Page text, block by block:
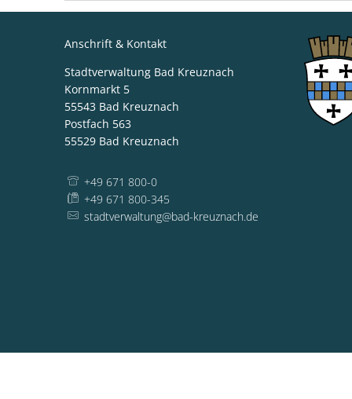
Anschrift & Kontakt
Stadtverwaltung Bad Kreuznach
Kornmarkt 5
55543 Bad Kreuznach
Postfach 563
55529 Bad Kreuznach
+49 671 800-0
+49 671 800-345
stadtverwaltung@bad-kreuznach.de